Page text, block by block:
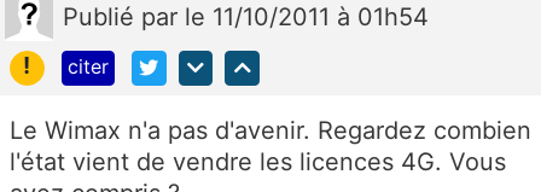
Publié par le 11/10/2011 à 01h54
!
citer
Le Wimax n'a pas d'avenir. Regardez combien
l'état vient de vendre les licences 4G. Vous